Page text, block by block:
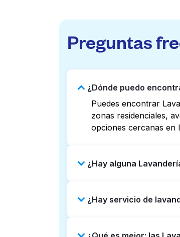
Preguntas
¿Dónde puedo
Puedes encontrar
zonas residenciales,
opciones cercanas en
¿Hay alguna
Revisar listados o
¿Hay servicio de